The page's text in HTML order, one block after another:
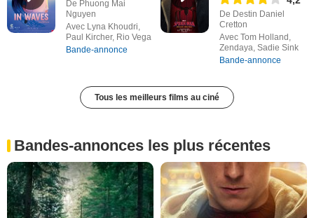
De Phuong Mai
Nguyen
Avec Lyna Khoudri,
Paul Kircher, Rio Vega
Bande-annonce
De Destin Daniel
Cretton
Avec Tom Holland,
Zendaya, Sadie Sink
Bande-annonce
Tous les meilleurs films au ciné
Bandes-annonces les plus récentes